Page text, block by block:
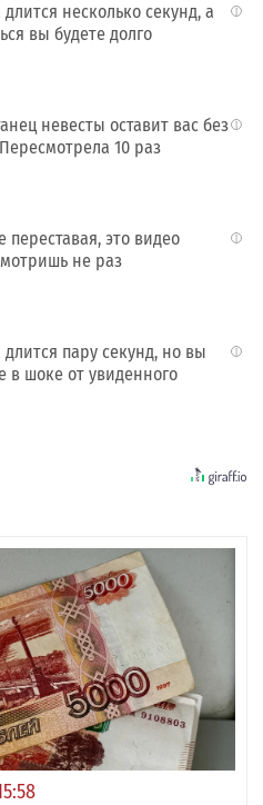
i
длится несколько секунд, а
вы будете долго
i
невесты оставит вас без
10 раз
i
переставая, это видео
не раз
i
длится пару секунд, но вы
в шоке от увиденного